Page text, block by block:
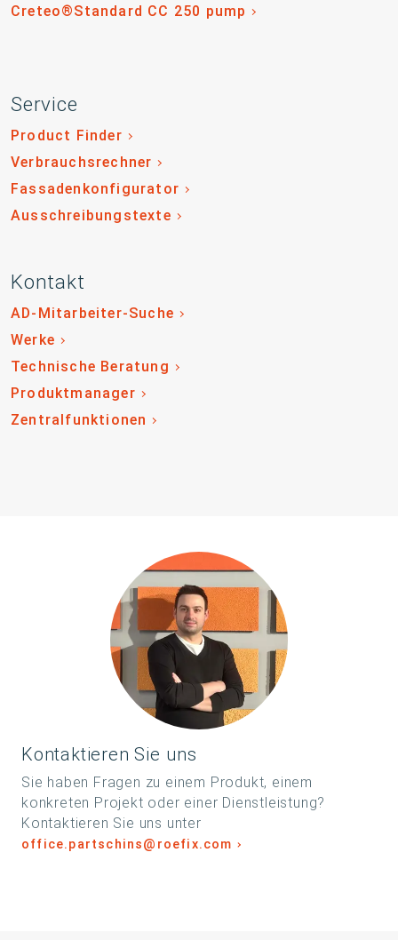
Creteo®Standard CC 250 pump
Service
Product Finder
Verbrauchsrechner
Fassadenkonfigurator
Ausschreibungstexte
Kontakt
AD-Mitarbeiter-Suche
Werke
Technische Beratung
Produktmanager
Zentralfunktionen
Kontaktieren Sie uns
Sie haben Fragen zu einem Produkt, einem
konkreten Projekt oder einer Dienstleistung?
Kontaktieren Sie uns unter
office.partschins@roefix.com